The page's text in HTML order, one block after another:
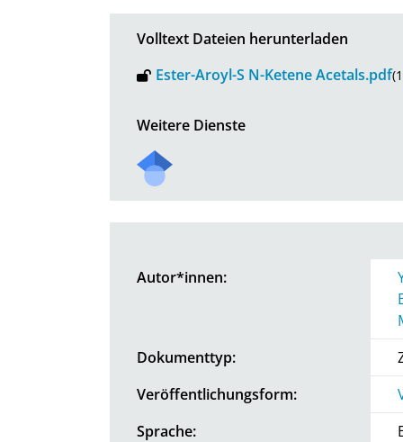
Volltext Dateien herunterladen
Ester-Aroyl-S N-Ketene Acetals.pdf
Weitere Dienste
Autor*innen:
Dokumenttyp:
Veröffentlichungsform:
Sprache: